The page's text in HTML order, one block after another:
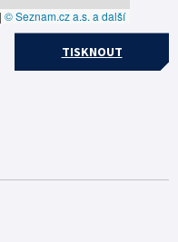
| © Seznam.cz a.s. a další
TISKNOUT